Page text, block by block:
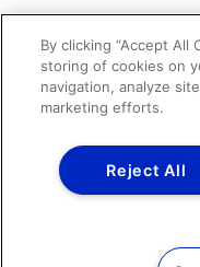
By clicking “Accept All
storing of cookies on
navigation, analyze
marketing efforts.
Reject All